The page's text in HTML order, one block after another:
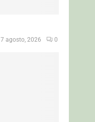
7 agosto, 2026 0